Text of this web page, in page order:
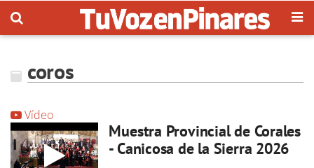
coros
Vídeo
Muestra Provincial de Corales
- Canicosa de la Sierra 2026